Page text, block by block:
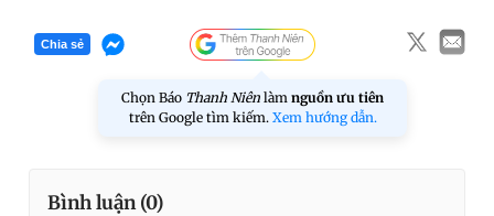
Chia sẻ
Chọn Báo Thanh Niên làm nguồn ưu tiên
trên Google tìm kiếm. Xem hướng dẫn.
Bình luận (0)